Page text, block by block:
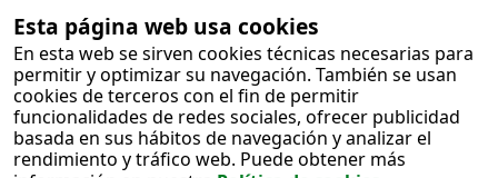
Esta página web usa cookies
En esta web se sirven cookies técnicas necesarias para
permitir y optimizar su navegación. También se usan
cookies de terceros con el fin de permitir
funcionalidades de redes sociales, ofrecer publicidad
basada en sus hábitos de navegación y analizar el
rendimiento y tráfico web. Puede obtener más